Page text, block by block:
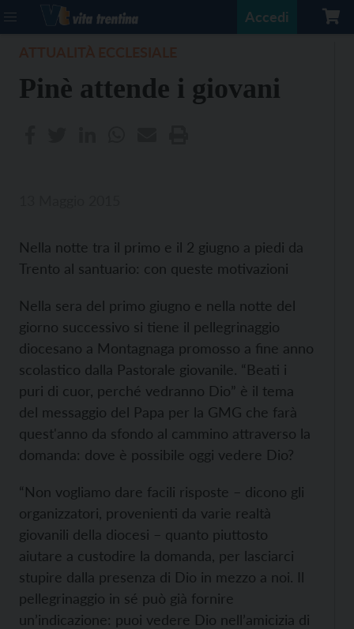
Accedi
Pinè attende i giovani
Nella notte tra il primo e il 2 giugno a piedi da
Trento al santuario: con queste motivazioni
Nella sera del primo giugno e nella notte del
giorno successivo si tiene il pellegrinaggio
diocesano a Montagnaga promosso a fine anno
scolastico dalla Pastorale giovanile. “Beati i
puri di cuor, perché vedranno Dio” è il tema
del messaggio del Papa per la GMG che farà
quest'anno da sfondo al cammino attraverso la
domanda: dove è possibile oggi vedere Dio?
“Non vogliamo dare facili risposte – dicono gli
organizzatori, provenienti da varie realtà
giovanili della diocesi – quanto piuttosto
aiutare a custodire la domanda, per lasciarci
stupire dalla presenza di Dio in mezzo a noi. Il
pellegrinaggio in sé può già fornire
un’indicazione: puoi vedere Dio nell’amicizia di